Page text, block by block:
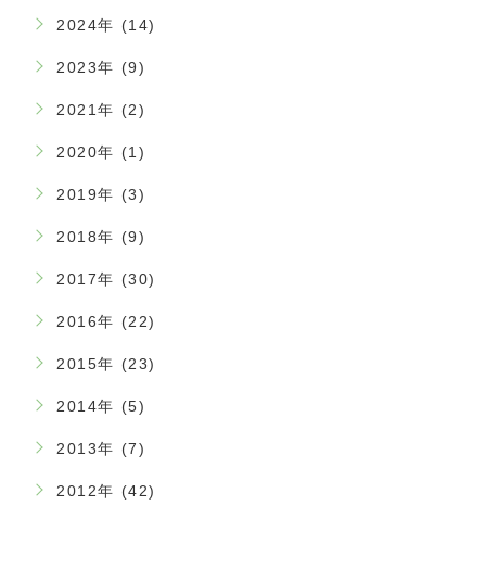
2024年 (14)
2023年 (9)
2021年 (2)
2020年 (1)
2019年 (3)
2018年 (9)
2017年 (30)
2016年 (22)
2015年 (23)
2014年 (5)
2013年 (7)
2012年 (42)